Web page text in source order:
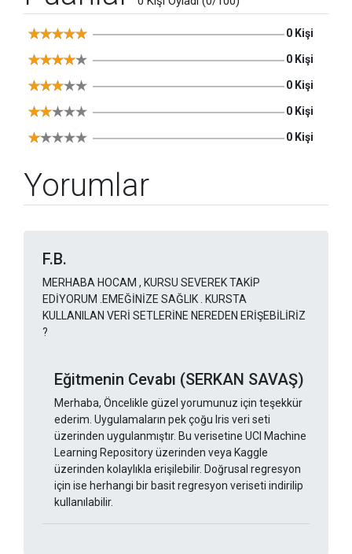
0 Kişi
0 Kişi
0 Kişi
0 Kişi
0 Kişi
Yorumlar
F.B.
MERHABA HOCAM , KURSU SEVEREK TAKİP
EDİYORUM .EMEĞİNİZE SAĞLIK . KURSTA
KULLANILAN VERİ SETLERİNE NEREDEN ERİŞEBİLİRİZ
?
Eğitmenin Cevabı (SERKAN SAVAŞ)
Merhaba, Öncelikle güzel yorumunuz için teşekkür
ederim. Uygulamaların pek çoğu Iris veri seti
üzerinden uygulanmıştır. Bu verisetine UCI Machine
Learning Repository üzerinden veya Kaggle
üzerinden kolaylıkla erişilebilir. Doğrusal regresyon
için ise herhangi bir basit regresyon veriseti indirilip
kullanılabilir.